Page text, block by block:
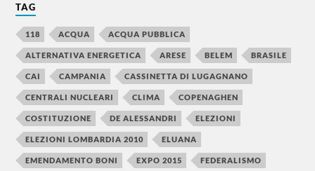
TAG
118 ACQUA ACQUA PUBBLICA
ALTERNATIVA ENERGETICA ARESE BELEM BRASILE
CAI CAMPANIA CASSINETTA DI LUGAGNANO
CENTRALI NUCLEARI CLIMA COPENAGHEN
COSTITUZIONE DE ALESSANDRI ELEZIONI
ELEZIONI LOMBARDIA 2010 ELUANA
EMENDAMENTO BONI EXPO 2015 FEDERALISMO